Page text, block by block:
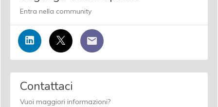
Entra nella community
Contattaci
Vuoi maggiori informazioni?